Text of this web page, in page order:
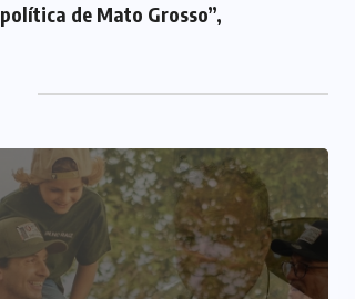
política de Mato Grosso”,